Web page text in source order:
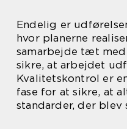
Endelig er
hvor planerne
samarbejde tæt
sikre, at arbejdet
Kvalitetskontrol er
fase for at sikre, at
standarder, der blev